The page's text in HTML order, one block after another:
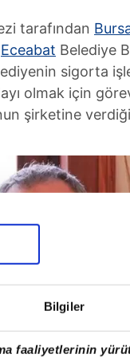
Bilgiler
faaliyetlerinin
tarafından
Eceabat Belediye
sigorta
olmak için
şirketine